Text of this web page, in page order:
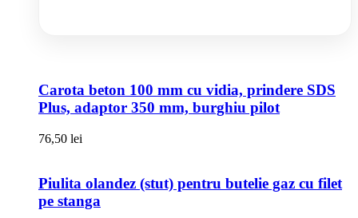
Carota beton 100 mm cu vidia, prindere SDS
Plus, adaptor 350 mm, burghiu pilot
76,50 lei
Piulita olandez (stut) pentru butelie gaz cu filet
pe stanga